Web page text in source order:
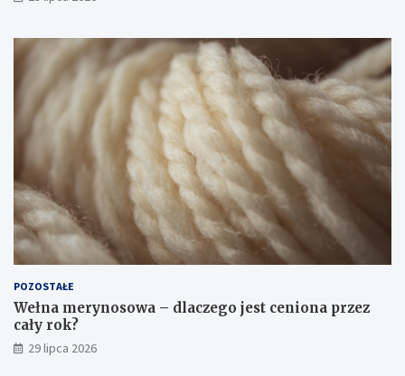
POZOSTAŁE
Wełna merynosowa – dlaczego jest ceniona przez
cały rok?
29 lipca 2026